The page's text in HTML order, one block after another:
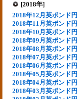
[2018年]
2018年12月英ポンド円
2018年11月英ポンド円
2018年10月英ポンド円
2018年09月英ポンド円
2018年08月英ポンド円
2018年07月英ポンド円
2018年06月英ポンド円
2018年05月英ポンド円
2018年04月英ポンド円
2018年03月英ポンド円